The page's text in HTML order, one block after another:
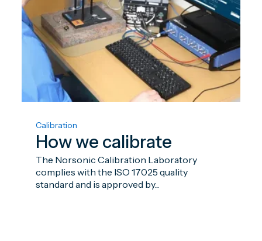
Calibration
How we calibrate
The Norsonic Calibration Laboratory
complies with the ISO 17025 quality
standard and is approved by...